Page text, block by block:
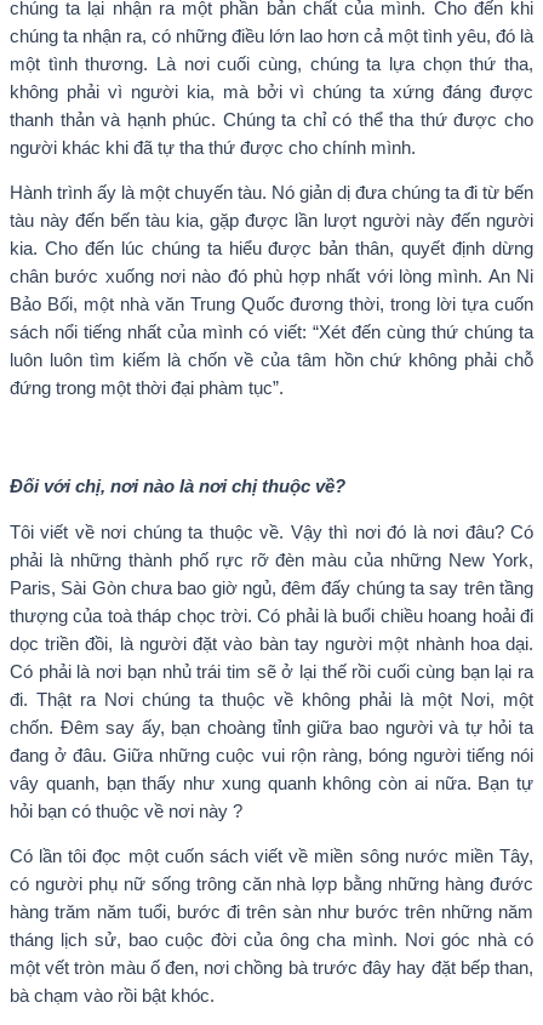
chúng ta lại nhận ra một phần bản chất của mình. Cho đến khi
chúng ta nhận ra, có những điều lớn lao hơn cả một tình yêu, đó là
một tình thương. Là nơi cuối cùng, chúng ta lựa chọn thứ tha,
không phải vì người kia, mà bởi vì chúng ta xứng đáng được
thanh thản và hạnh phúc. Chúng ta chỉ có thể tha thứ được cho
người khác khi đã tự tha thứ được cho chính mình.
Hành trình ấy là một chuyến tàu. Nó giản dị đưa chúng ta đi từ bến
tàu này đến bến tàu kia, gặp được lần lượt người này đến người
kia. Cho đến lúc chúng ta hiểu được bản thân, quyết định dừng
chân bước xuống nơi nào đó phù hợp nhất với lòng mình. An Ni
Bảo Bối, một nhà văn Trung Quốc đương thời, trong lời tựa cuốn
sách nổi tiếng nhất của mình có viết: “Xét đến cùng thứ chúng ta
luôn luôn tìm kiếm là chốn về của tâm hồn chứ không phải chỗ
đứng trong một thời đại phàm tục”.
Đối với chị, nơi nào là nơi chị thuộc về?
Tôi viết về nơi chúng ta thuộc về. Vậy thì nơi đó là nơi đâu? Có
phải là những thành phố rực rỡ đèn màu của những New York,
Paris, Sài Gòn chưa bao giờ ngủ, đêm đấy chúng ta say trên tầng
thượng của toà tháp chọc trời. Có phải là buổi chiều hoang hoải đi
dọc triền đồi, là người đặt vào bàn tay người một nhành hoa dại.
Có phải là nơi bạn nhủ trái tim sẽ ở lại thế rồi cuối cùng bạn lại ra
đi. Thật ra Nơi chúng ta thuộc về không phải là một Nơi, một
chốn. Đêm say ấy, bạn choàng tỉnh giữa bao người và tự hỏi ta
đang ở đâu. Giữa những cuộc vui rộn ràng, bóng người tiếng nói
vây quanh, bạn thấy như xung quanh không còn ai nữa. Bạn tự
hỏi bạn có thuộc về nơi này ?
Có lần tôi đọc một cuốn sách viết về miền sông nước miền Tây,
có người phụ nữ sống trông căn nhà lợp bằng những hàng đước
hàng trăm năm tuổi, bước đi trên sàn như bước trên những năm
tháng lịch sử, bao cuộc đời của ông cha mình. Nơi góc nhà có
một vết tròn màu ố đen, nơi chồng bà trước đây hay đặt bếp than,
bà chạm vào rồi bật khóc.